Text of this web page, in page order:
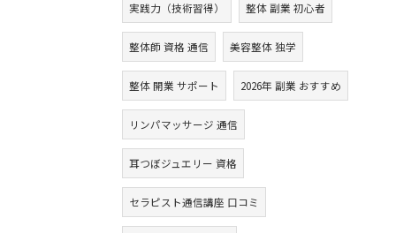
実践力（技術習得） 整体 副業 初心者
整体師 資格 通信 美容整体 独学
整体 開業 サポート 2026年 副業 おすすめ
リンパマッサージ 通信
耳つぼジュエリー 資格
セラピスト通信講座 口コミ